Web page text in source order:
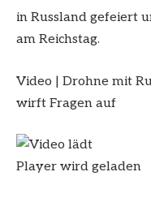
in Russland gefeiert
am Reichstag.
Video | Drohne mit
wirft Fragen auf
Player wird geladen